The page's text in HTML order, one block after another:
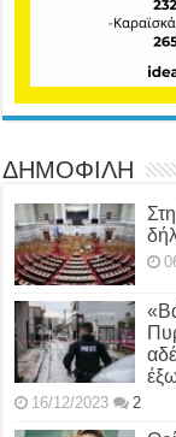
ΔΗΜΟΦΙΛΗ
16/12/2023 2